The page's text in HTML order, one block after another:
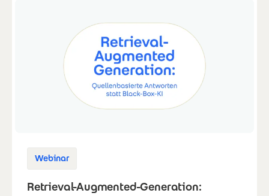
Webinar
Retrieval-Augmented-Generation: